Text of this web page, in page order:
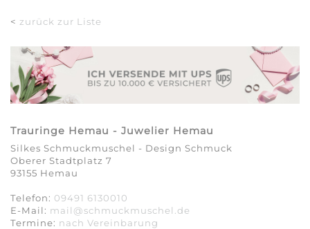
< zurück zur Liste
Trauringe Hemau - Juwelier Hemau
Silkes Schmuckmuschel - Design Schmuck
Oberer Stadtplatz 7
93155 Hemau
Telefon: 09491 6130010
E-Mail: mail@schmuckmuschel.de
Termine: nach Vereinbarung​​​​​​​